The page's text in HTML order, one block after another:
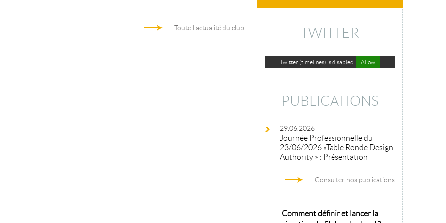
Toute l'actualité du club TWITTER
Twitter (timelines) is disabled. Allow
PUBLICATIONS
29.06.2026
Journée Professionnelle du
23/06/2026 «Table Ronde Design
Authority » : Présentation
Consulter nos publications
Comment définir et lancer la
Architecture